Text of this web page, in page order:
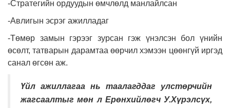
-Стратегийн ордуудын өмчлөлд манлайлсан
-Авлигын эсрэг ажилладаг
-Төмөр замын гэрээг зурсан гэж үнэлсэн бол үнийн
өсөлт, татварын дарамтаа өөрчил хэмээн цөөнгүй иргэд
санал өгсөн аж.
Үйл ажиллагаа нь таалагддаг улстөрчийн
жагсаалтыг мөн л Ерөнхийлөгч У.Хүрэлсүх,